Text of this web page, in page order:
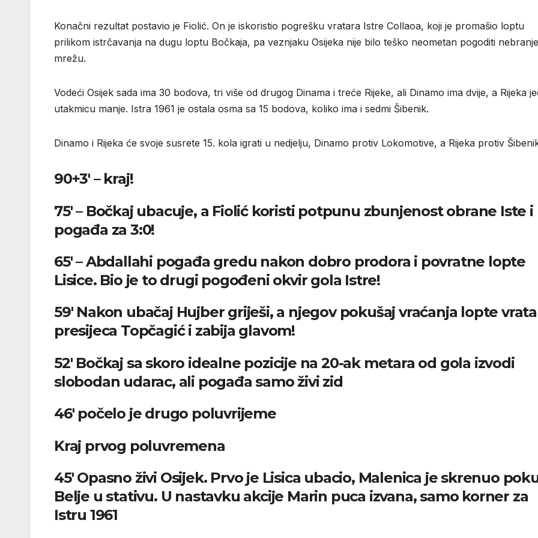
Konačni rezultat postavio je Fiolić. On je iskoristio pogrešku vratara Istre Collaoa, koji je promašio loptu
prilikom istrčavanja na dugu loptu Bočkaja, pa veznjaku Osijeka nije bilo teško neometan pogoditi
mrežu.
Vodeći Osijek sada ima 30 bodova, tri više od drugog Dinama i treće Rijeke, ali Dinamo ima dvije, a Rijeka
utakmicu manje. Istra 1961 je ostala osma sa 15 bodova, koliko ima i sedmi Šibenik.
Dinamo i Rijeka će svoje susrete 15. kola igrati u nedjelju, Dinamo protiv Lokomotive, a Rijeka protiv
90+3′ – kraj!
75′ – Bočkaj ubacuje, a Fiolić koristi potpunu zbunjenost obrane Iste i
pogađa za 3:0!
65′ – Abdallahi pogađa gredu nakon dobro prodora i povratne lopte
Lisice. Bio je to drugi pogođeni okvir gola Istre!
59′ Nakon ubačaj Hujber griješi, a njegov pokušaj vraćanja lopte
presijeca Topčagić i zabija glavom!
52′ Bočkaj sa skoro idealne pozicije na 20-ak metara od gola izvodi
slobodan udarac, ali pogađa samo živi zid
46′ počelo je drugo poluvrijeme
Kraj prvog poluvremena
45′ Opasno živi Osijek. Prvo je Lisica ubacio, Malenica je skrenuo
Belje u stativu. U nastavku akcije Marin puca izvana, samo korner za
Istru 1961